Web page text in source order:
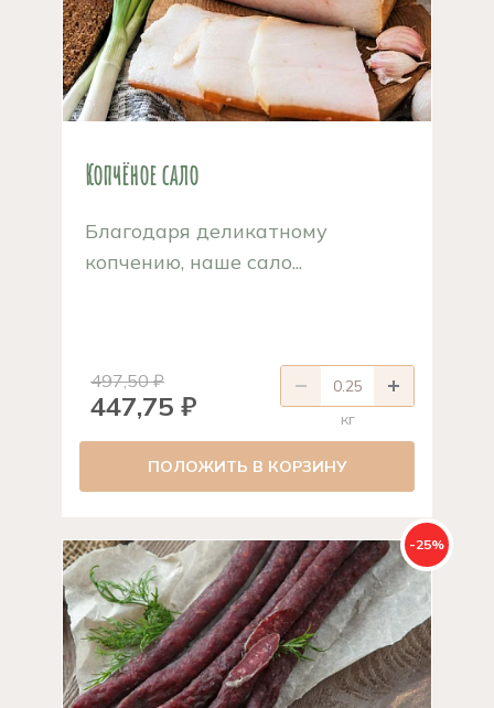
Копчёное сало
Благодаря деликатному
копчению, наше сало...
497,50 ₽
447,75 ₽ кг
ПОЛОЖИТЬ В КОРЗИНУ
-25%